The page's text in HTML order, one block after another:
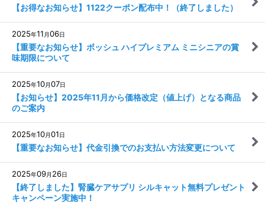
【お得なお知らせ】1122クーポン配布中！（終了しました）
2025年11 月06日
【重要なお知らせ】ボッシュ ハイプレミアム ミニシニアの賞
味期限について
2025年10月07日
【お知らせ】2025年11月から価格改定（値上げ）となる商品
のご案内
2025年10月01日
【重要なお知らせ】代金引換でのお支払い方法変更について
2025年09月 26日
【終了しました】腎臓ケアサプリ シルキャット無料プレゼント
キャンペーン実施中！